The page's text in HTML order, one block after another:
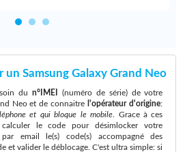
Samsung Galaxy Grand Neo
du n°IMEI
(numéro de série) de votre
Neo et de connaitre l'opérateur d'origine:
et qui bloque le mobile . Grace à ces
le code pour désimlocker votre
email le(s) code(s) accompagné des
et valider le déblocage. C'est ultra simple: si